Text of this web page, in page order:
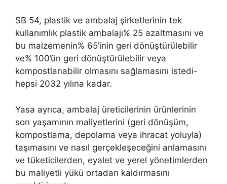
SB 54, plastik ve ambalaj şirketlerinin tek
kullanımlık plastik ambalajı% 25 azaltmasını ve
bu malzemenin% 65’inin geri dönüştürülebilir
ve% 100’ün geri dönüştürülebilir veya
kompostlanabilir olmasını sağlamasını istedi-
hepsi 2032 yılına kadar.
Yasa ayrıca, ambalaj üreticilerinin ürünlerinin
son yaşamının maliyetlerini (geri dönüşüm,
kompostlama, depolama veya ihracat yoluyla)
taşımasını ve nasıl gerçekleşeceğini anlamasını
ve tüketicilerden, eyalet ve yerel yönetimlerden
bu maliyetli yükü ortadan kaldırmasını